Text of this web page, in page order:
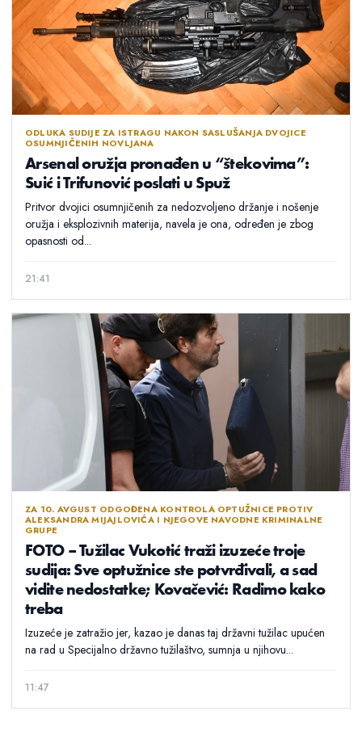
ODLUKA SUDIJE ZA ISTRAGU NAKON SASLUŠANJA DVOJICE
OSUMNJIČENIH NOVLJANA
Arsenal oružja pronađen u “štekovima”:
Suić i Trifunović poslati u Spuž
Pritvor dvojici osumnjičenih za nedozvoljeno držanje i nošenje
oružja i eksplozivnih materija, navela je ona, određen je zbog
opasnosti od...
21:41
ZA 10. AVGUST ODGOĐENA KONTROLA OPTUŽNICE PROTIV
ALEKSANDRA MIJAJLOVIĆA I NJEGOVE NAVODNE KRIMINALNE
GRUPE
FOTO – Tužilac Vukotić traži izuzeće troje
sudija: Sve optužnice ste potvrđivali, a sad
vidite nedostatke; Kovačević: Radimo kako
treba
Izuzeće je zatražio jer, kazao je danas taj državni tužilac upućen
na rad u Specijalno državno tužilaštvo, sumnja u njihovu...
11:47